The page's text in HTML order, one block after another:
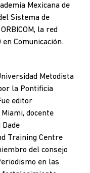
Mexicana de
Sistema de
la red
en Comunicación.
Metodista
la Pontificia
editor
docente
Training Centre
del consejo
en las